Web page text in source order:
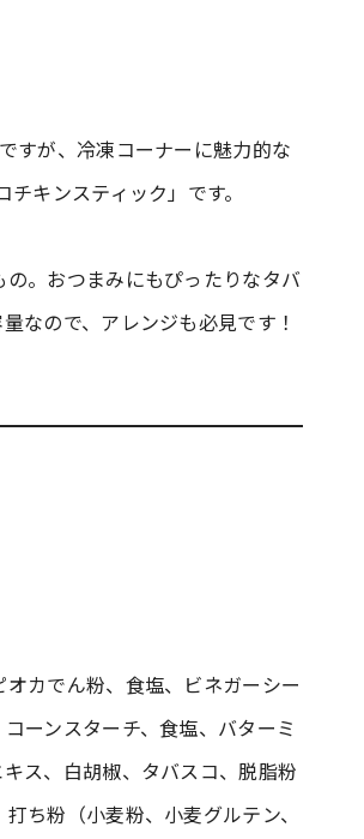
すが、冷凍コーナーに魅力的な
キンスティック」です。
。おつまみにもぴったりなタバ
なので、アレンジも必見です！
カでん粉、食塩、ビネガーシー
ーンスターチ、食塩、バターミ
ス、白胡椒、タバスコ、脱脂粉
ち粉（小麦粉、小麦グルテン、